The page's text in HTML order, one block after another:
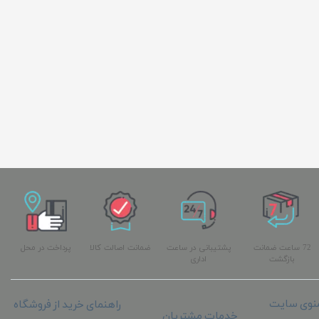
پشتیبانی در ساعت
اداری
پرداخت در محل
72 ساعت ضمانت
بازگشت
ضمانت اصالت کالا
راهنمای خرید از فروشگاه سایت